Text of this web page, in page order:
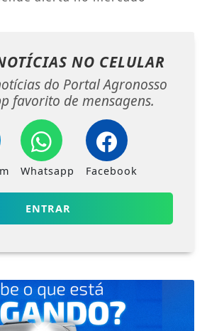
NO CELULAR
do Portal Agronosso
favorito de mensagens.
Whatsapp Facebook
ENTRAR